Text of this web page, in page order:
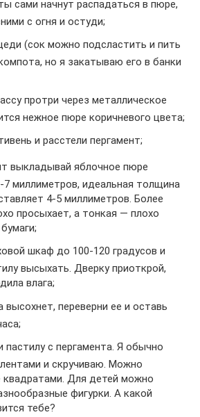
сами начнут распадаться в пюре,
с огня и остуди;
(сок можно подсластить и пить
но я закатываю его в банки
протри через металлическое
нежное пюре коричневого цвета;
и расстели пергамент;
выкладывай яблочное пюре
миллиметров, идеальная толщина
4-5 миллиметров. Более
просыхает, а тонкая — плохо
шкаф до 100-120 градусов и
высыхать. Дверку приоткрой,
влага;
высохнет, переверни ее и оставь
пастилу с пергамента. Я обычно
и скручиваю. Можно
квадратами. Для детей можно
фигурки. А какой
тебе?